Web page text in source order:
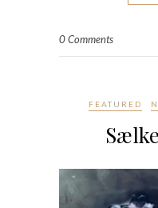
0 Comments
FEATURED